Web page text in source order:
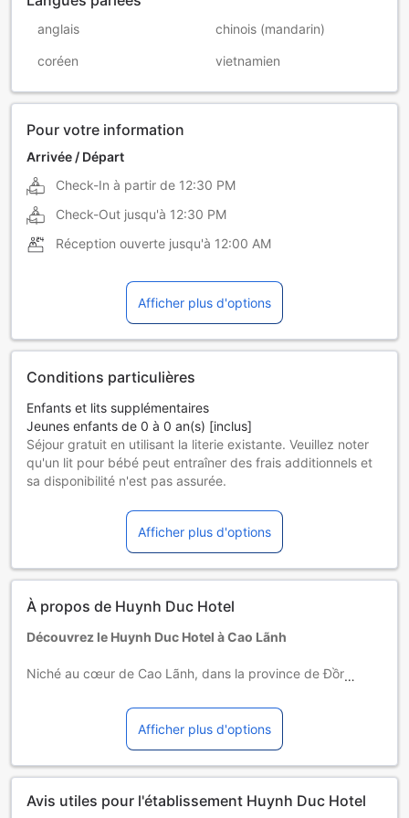
anglais chinois (mandarin)
coréen vietnamien
Pour votre information
Arrivée / Départ
Check-In à partir de 12:30 PM
Check-Out jusqu'à 12:30 PM
Réception ouverte jusqu'à 12:00 AM
Afficher plus d'options
Conditions particulières
Enfants et lits supplémentaires
Jeunes enfants de 0 à 0 an(s) [inclus]
Séjour gratuit en utilisant la literie existante. Veuillez noter
qu'un lit pour bébé peut entraîner des frais additionnels et
sa disponibilité n'est pas assurée.
Séjour gratuit en utilisant la literie existante.
Les hôtes de 6 ans et plus sont considérés comme des
Les lits supplémentaires dépendent de la chambre que
capacité de chaque chambre.
peuvent s'appliquer si vous réservez plus de 5 chambres
Afficher plus d'options
À propos de Huynh Duc Hotel
Découvrez le Huynh Duc Hotel à Cao Lãnh
Niché au cœur de Cao Lãnh, dans la province de Đồng
établissement d'une étoile qui vous offre un séjour
confortable et accueillant. Avec ses 16 chambres
soigneusement aménagées, cet hôtel constitue un havre de
paix idéal pour les voyageurs en quête de simplicité et de
convivialité. Situé à seulement 0,5 km du centre-ville, il
vous permet de découvrir facilement les merveilles locales
Afficher plus d'options
Avis utiles pour l'établissement Huynh Duc Hotel